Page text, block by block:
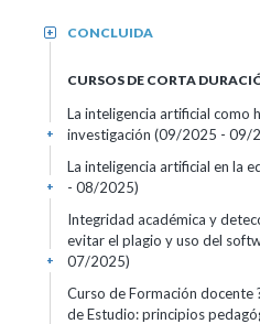
CONCLUIDA
+
CURSOS DE CORTA
La inteligencia artificial como
investigación (09/2025 - 09/
+
La inteligencia artificial en la
- 08/2025)
+
Integridad académica y
evitar el plagio y uso del
07/2025)
+
Curso de Formación docente
de Estudio: principios